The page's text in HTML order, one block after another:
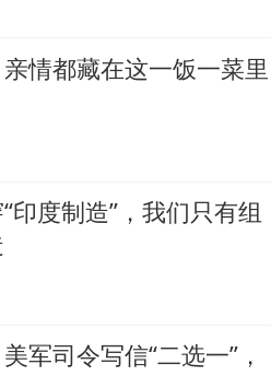
情都藏在这一饭一菜里
印度制造”，我们只有组
军司令写信“二选一”，